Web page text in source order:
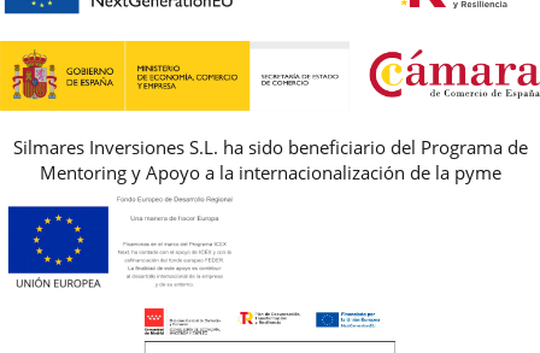
REBAJAS
Silmares Inversiones S.L. ha sido beneficiario del Programa de
Mentoring y Apoyo a la internacionalización de la pyme